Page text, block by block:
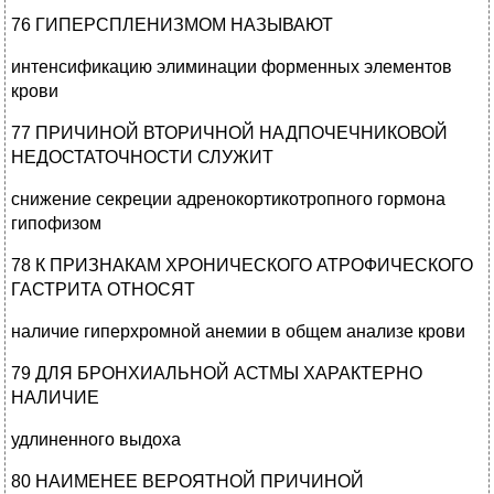
76 ГИПЕРСПЛЕНИЗМОМ НАЗЫВАЮТ
интенсификацию элиминации форменных элементов
крови
77 ПРИЧИНОЙ ВТОРИЧНОЙ НАДПОЧЕЧНИКОВОЙ
НЕДОСТАТОЧНОСТИ СЛУЖИТ
снижение секреции адренокортикотропного гормона
гипофизом
78 К ПРИЗНАКАМ ХРОНИЧЕСКОГО АТРОФИЧЕСКОГО
ГАСТРИТА ОТНОСЯТ
наличие гиперхромной анемии в общем анализе крови
79 ДЛЯ БРОНХИАЛЬНОЙ АСТМЫ ХАРАКТЕРНО
НАЛИЧИЕ
удлиненного выдоха
80 НАИМЕНЕЕ ВЕРОЯТНОЙ ПРИЧИНОЙ